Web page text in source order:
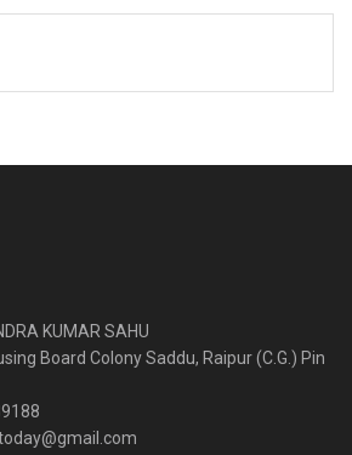
KUMAR SAHU
Board Colony Saddu, Raipur (C.G.) Pin